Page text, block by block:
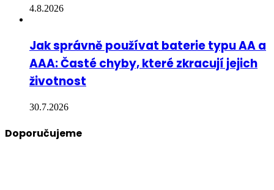
4.8.2026
Jak správně používat baterie typu AA a
AAA: Časté chyby, které zkracují jejich
životnost
30.7.2026
Doporučujeme